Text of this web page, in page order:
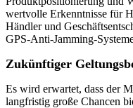
wertvolle Erkenntnisse für
Händler und
GPS-Anti-Jamming-
Zukünftiger
Es wird erwartet, dass der
langfristig große Chancen